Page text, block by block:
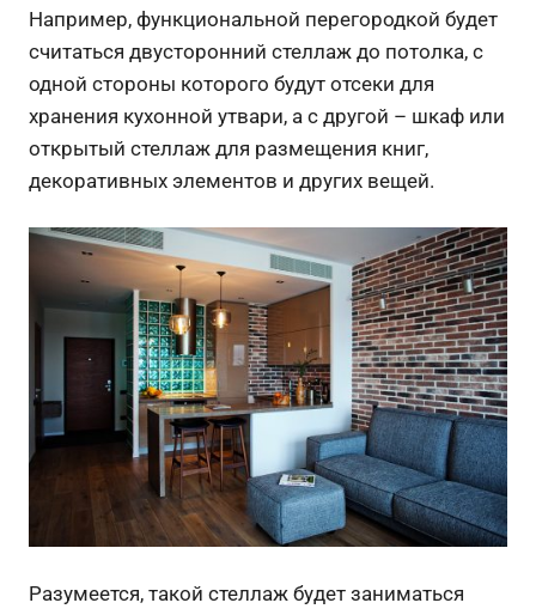
Например, функциональной перегородкой будет
считаться двусторонний стеллаж до потолка, с
одной стороны которого будут отсеки для
хранения кухонной утвари, а с другой – шкаф или
открытый стеллаж для размещения книг,
декоративных элементов и других вещей.
Разумеется, такой стеллаж будет заниматься